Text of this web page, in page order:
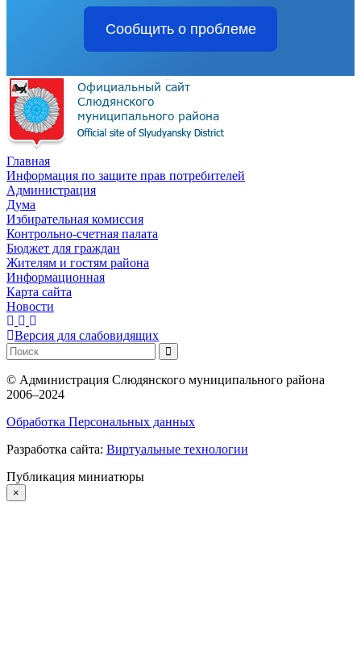
Сообщить о проблеме
Главная
Информация по защите прав потребителей
Администрация
Дума
Избирательная комиссия
Контрольно-счетная палата
Бюджет для граждан
Жителям и гостям района
Информационная
Карта сайта
Новости
Версия для слабовидящих
© Администрация Слюдянского муниципального района
2006–2024
Обработка Персональных данных
Разработка сайта: Виртуальные технологии
Публикация миниатюры
×